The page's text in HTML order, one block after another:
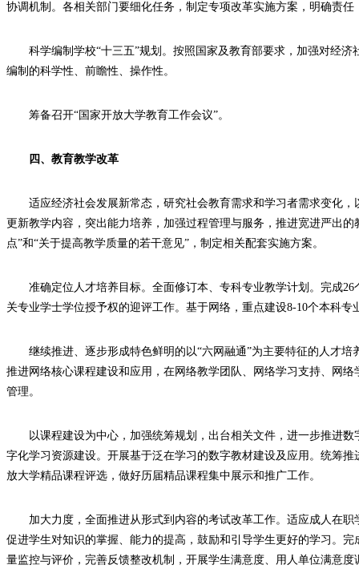
协调机制。各相关部门要细化任务，制定专项改革实施方案，明确责任
科学编制学校“十三五”规划。按照国家及教育部要求，加强对经
编制的科学性、前瞻性、操作性。
筹备召开“国家开放大学教育工作会议”。
四、教育教学改革
适应经济社会发展新常态，研究社会教育需求和学习者需求变化
更新教学内容，突出能力培养，加强过程管理与服务，推进宽进严出
点”和“关于提高教学质量的若干意见”，制定相关配套实施方案。
准确定位人才培养目标。全面修订本、专科专业教学计划。完成
关专业学士学位授予权的迎评工作。基于网络，重点建设8-10个本科专
继续推进、逐步形成特色鲜明的以“六网融通”为主要特征的人才
推进网络核心课程建设和应用，在网络教学团队、网络学习支持、网
管理。
以课程建设为中心，加强统筹规划，出台相关文件，进一步推进
字化学习资源建设。开展基于泛在学习的数字教材建设及应用。统筹
放大学精品课程评选，做好历届精品课程集中展示和推广工作。
加大力度，全面推进从形式到内容的考试改革工作。适应成人在
促进学生对知识的掌握、能力的提高，鼓励和引导学生更好的学习。
量监控与评价，完善反馈整改机制，开展学生满意度、用人单位满意